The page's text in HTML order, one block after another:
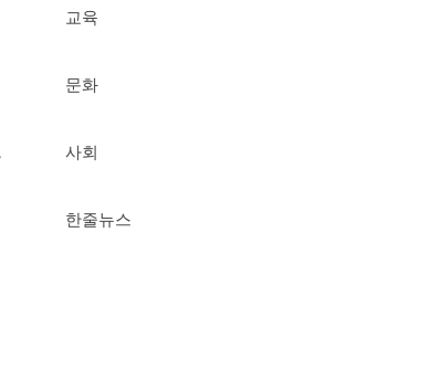
교육
문화
사회
한줄뉴스